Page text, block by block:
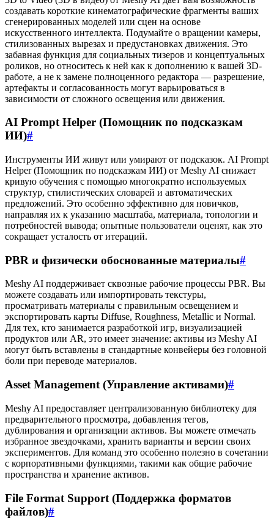
создавать короткие кинематографические фрагменты ваших
сгенерированных моделей или сцен на основе
искусственного интеллекта. Подумайте о вращении камеры,
стилизованных вырезах и предустановках движения. Это
забавная функция для социальных тизеров и концептуальных
роликов, но относитесь к ней как к дополнению к вашей 3D-
работе, а не к замене полноценного редактора — разрешение,
артефакты и согласованность могут варьироваться в
зависимости от сложного освещения или движения.
AI Prompt Helper (Помощник по подсказкам
ИИ)#
Инструменты ИИ живут или умирают от подсказок. AI Prompt
Helper (Помощник по подсказкам ИИ) от Meshy AI снижает
кривую обучения с помощью многократно используемых
структур, стилистических словарей и автоматических
предложений. Это особенно эффективно для новичков,
направляя их к указанию масштаба, материала, топологии и
потребностей вывода; опытные пользователи оценят, как это
сокращает усталость от итераций.
PBR и физически обоснованные материалы#
Meshy AI поддерживает сквозные рабочие процессы PBR. Вы
можете создавать или импортировать текстуры,
просматривать материалы с правильным освещением и
экспортировать карты Diffuse, Roughness, Metallic и Normal.
Для тех, кто занимается разработкой игр, визуализацией
продуктов или AR, это имеет значение: активы из Meshy AI
могут быть вставлены в стандартные конвейеры без головной
боли при переводе материалов.
Asset Management (Управление активами)#
Meshy AI предоставляет централизованную библиотеку для
предварительного просмотра, добавления тегов,
дублирования и организации активов. Вы можете отмечать
избранное звездочками, хранить варианты и версии своих
экспериментов. Для команд это особенно полезно в сочетании
с корпоративными функциями, такими как общие рабочие
пространства и хранение активов.
File Format Support (Поддержка форматов
файлов)#